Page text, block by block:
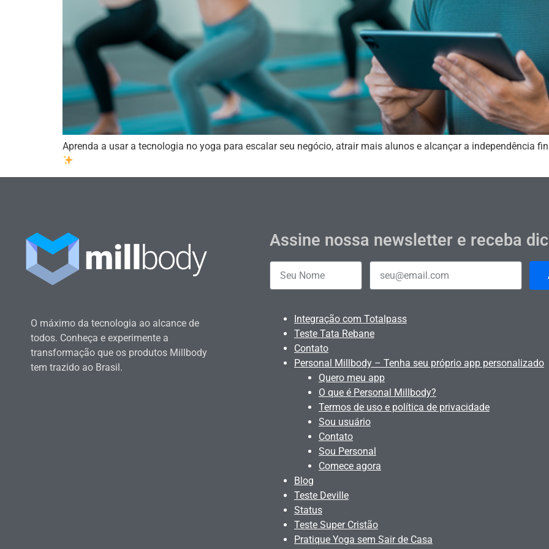
Aprenda a usar a tecnologia no yoga para escalar seu negócio, atrair mais alunos e alcançar a independência
O máximo da tecnologia ao alcance de
todos. Conheça e experimente a
transformação que os produtos Millbody
tem trazido ao Brasil.
Assine nossa newsletter e receba
Integração com Totalpass
Teste Tata Rebane
Contato
Personal Millbody – Tenha seu próprio app personalizado
Quero meu app
O que é Personal Millbody?
Termos de uso e política de privacidade
Sou usuário
Contato
Sou Personal
Comece agora
Blog
Teste Deville
Status
Teste Super Cristão
Pratique Yoga sem Sair de Casa